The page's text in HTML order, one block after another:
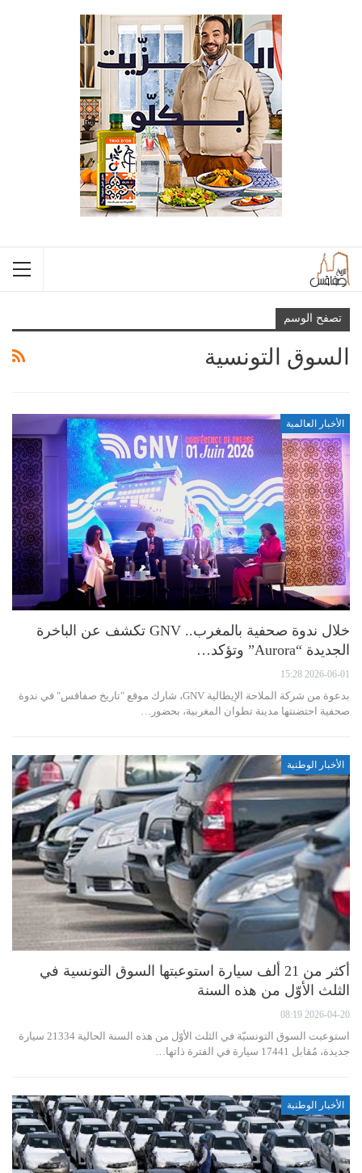
تصفح الوسم
السوق التونسية
الأخبار العالمية
خلال ندوة صحفية بالمغرب.. GNV تكشف عن الباخرة
الجديدة “Aurora” وتؤكد…
2026-06-01 15:28
بدعوة من شركة الملاحة الإيطالية GNV، شارك موقع "تاريخ صفاقس" في ندوة
صحفية احتضنتها مدينة تطوان المغربية، بحضور…
الأخبار الوطنية
أكثر من 21 ألف سيارة استوعبتها السوق التونسية في
الثلث الأوّل من هذه السنة
2026-04-20 08:19
استوعبت السوق التونسيّة في الثلث الأوّل من هذه السنة الحالية 21334 سيارة
جديدة، مُقابل 17441 سيارة في الفترة ذاتها…
الأخبار الوطنية